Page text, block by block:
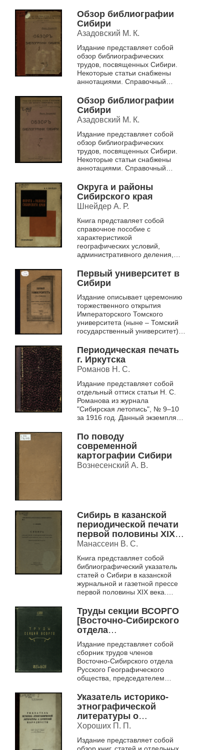
указателей: собственных имен,
племенной, ...
Обзор библиографии
Сибири
Азадовский М. К.
Издание представляет собой
обзор библиографических
трудов, посвященных Сибири.
Некоторые статьи снабжены
аннотациями. Справочный
указатель, указатель
периодических изданий ...
Обзор библиографии
Сибири
Азадовский М. К.
Издание представляет собой
обзор библиографических
трудов, посвященных Сибири.
Некоторые статьи снабжены
аннотациями. Справочный
указатель, указатель
периодических изданий ...
Округа и районы
Сибирского края
Шнейдер А. Р.
Книга представляет собой
справочное пособие с
характеристикой
географических условий,
административного деления,
демографических данных
Сибирского края, а также
описанием округ...
Первый университет в
Сибири
Издание описывает церемонию
торжественного открытия
Императорского Томского
университета (ныне – Томский
государственный университет),
года. Также приводятся
биографи...
Периодическая печать
г. Иркутска
Романов Н. С.
Издание представляет собой
отдельный оттиск статьи Н. С.
Романова из журнала
"Сибирская летопись", № 9–10
за 1916 год. Данный экземпляр,
П. К. Казаринову во вр...
По поводу
современной
картографии Сибири
Вознесенский А. В.
Сибирь в казанской
периодической печати
первой половины XIX-
го столетия
Манассеин В. С.
Книга представляет собой
библиографический указатель
статей о Сибири в казанской
журнальной и газетной прессе
первой половины XIX века.
статьи, не вошедшие в ранее
вышедшую «...
Труды секции ВСОРГО
[Восточно-Сибирского
отдела
государственного
русского
географического
общества]
Издание представляет собой
сборник трудов членов
Восточно-Сибирского отдела
Русского Географического
общества, председателем
1922 по 1927 годы. Экземпляр с
инв. № 2011-04...
Указатель историко-
этнографической
литературы о
бурятской народности
Хороших П. П.
Издание представляет собой
обзор книг, статей и отдельных